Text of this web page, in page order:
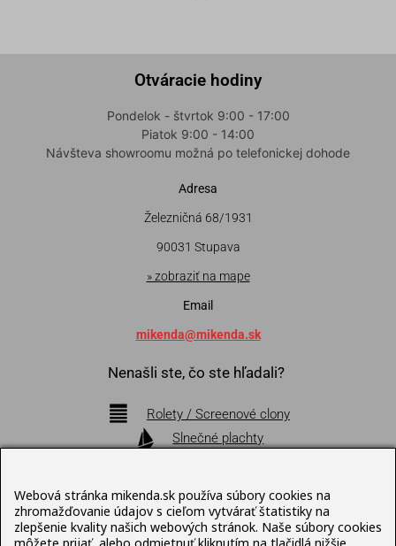
Otváracie hodiny
Pondelok - štvrtok 9:00 - 17:00
Piatok 9:00 - 14:00
Návšteva showroomu možná po telefonickej dohode
Adresa
Železničná 68/1931
90031 Stupava
» zobraziť na mape
Email
mikenda@mikenda.sk
Nenašli ste, čo ste hľadali?
Rolety / Screenové clony
Slnečné plachty
Bioklimatické pergoly
Slnečníky
Webová stránka mikenda.sk používa súbory cookies na
zhromažďovanie údajov s cieľom vytvárať štatistiky na
zlepšenie kvality našich webových stránok. Naše súbory cookies